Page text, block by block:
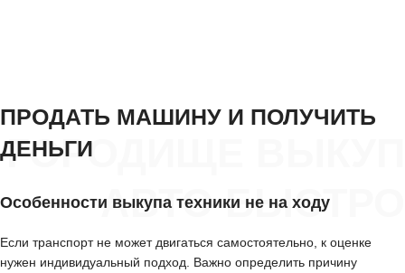
ГОРОДИЩЕ ВЫКУП
АВТО БЫСТРО
ПРОДАТЬ МАШИНУ И ПОЛУЧИТЬ
ДЕНЬГИ
Особенности выкупа техники не на ходу
Если транспорт не может двигаться самостоятельно, к оценке
нужен индивидуальный подход. Важно определить причину